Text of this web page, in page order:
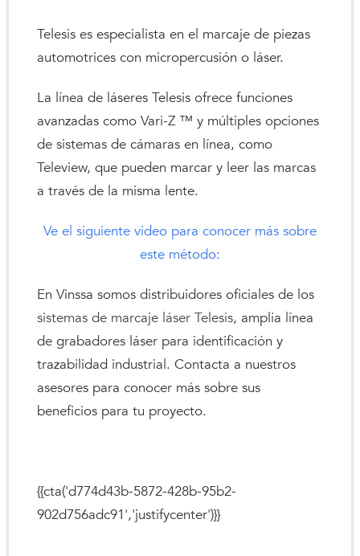
Telesis es especialista en el marcaje de piezas
automotrices con micropercusión o láser.
La línea de láseres Telesis ofrece funciones
avanzadas como Vari-Z ™ y múltiples opciones
de sistemas de cámaras en línea, como
Teleview, que pueden marcar y leer las marcas
a través de la misma lente.
Ve el siguiente video para conocer más sobre
este método:
En Vinssa somos distribuidores oficiales de los
sistemas de marcaje láser Telesis, amplia línea
de grabadores láser para identificación y
trazabilidad industrial. Contacta a nuestros
asesores para conocer más sobre sus
beneficios para tu proyecto.
{{cta('d774d43b-5872-428b-95b2-
902d756adc91','justifycenter')}}